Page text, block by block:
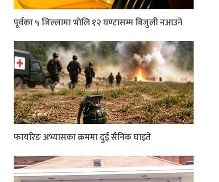
पूर्वका ५ जिल्लामा भाेलि १२ घण्टासम्म बिजुली नआउने
फायरिङ अभ्यासका क्रममा दुई सैनिक घाइते